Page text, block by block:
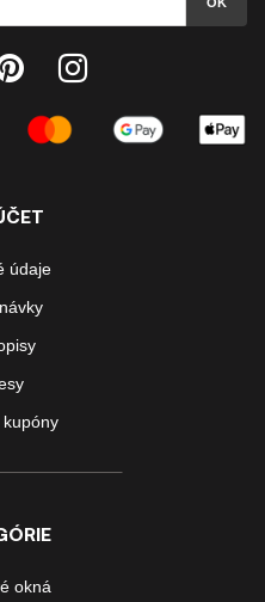
údaje
okná